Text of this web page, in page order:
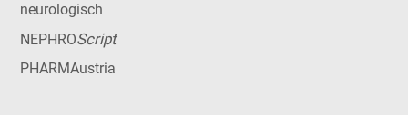
neurologisch
NEPHROScript
PHARMAustria